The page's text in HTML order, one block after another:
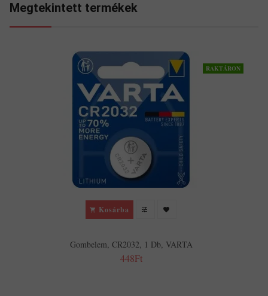
Megtekintett termékek
RAKTÁRON
Kosárba
Gombelem, CR2032, 1 Db, VARTA
448Ft